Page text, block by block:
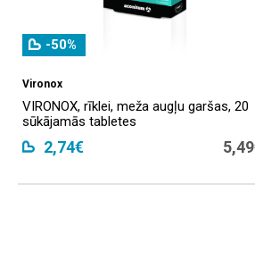
-50%
Vironox
VIRONOX, rīklei, meža augļu garšas, 20
sūkājamās tabletes
2,74€